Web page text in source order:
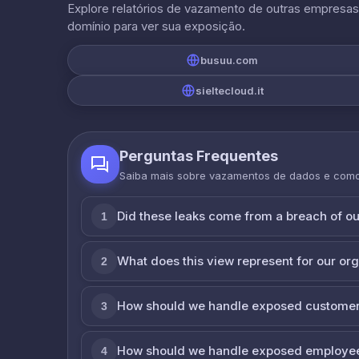
Explore relatórios de vazamento de outras
domínio para ver sua exposição.
busuu.com
sieltecloud.it
Perguntas Frequentes
Saiba mais sobre vazamentos de dados e
1 Did these leaks come from a breach of
2 What does this view represent for our
3 How should we handle exposed
4 How should we handle exposed